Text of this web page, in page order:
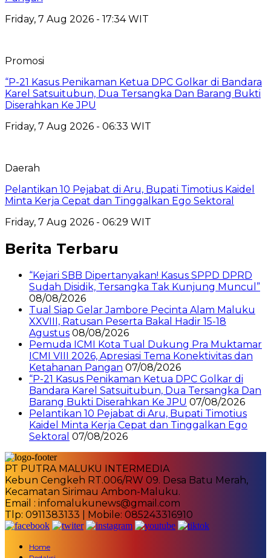
Friday, 7 Aug 2026 - 17:34 WIT
Promosi
“P-21 Kasus Penikaman Ketua DPC Golkar di Bandara
Karel Satsuitubun, Dua Tersangka Dan Barang Bukti
Diserahkan Ke JPU
Friday, 7 Aug 2026 - 06:33 WIT
Daerah
Pelantikan 10 Pejabat di Aru, Bupati Timotius Kaidel
Minta Kerja Cepat dan Tinggalkan Ego Sektoral
Friday, 7 Aug 2026 - 06:29 WIT
Berita Terbaru
“Kejari SBB Dipertanyakan! Kasus SPPD DPRD
Sudah Disidik, Tersangka Tak Kunjung Muncul”
08/08/2026
Tual Siap Gelar Jambore Pecinta Alam Maluku
XXVIII, Ratusan Peserta Bakal Hadir 15-18
Agustus 08/08/2026
Pemuda ICMI Kota Tual Dukung Pra Muktamar
ICMI VIII 2026, Apresiasi Tema Konektivitas dan
Ketahanan Pangan 07/08/2026
“P-21 Kasus Penikaman Ketua DPC Golkar di
Bandara Karel Satsuitubun, Dua Tersangka Dan
Barang Bukti Diserahkan Ke JPU 07/08/2026
Pelantikan 10 Pejabat di Aru, Bupati Timotius
Kaidel Minta Kerja Cepat dan Tinggalkan Ego
Sektoral 07/08/2026
PT PUTRA MALUKU INTERMEDIA
Kebun Cengkeh RT.006/RW 09. Desa Batu Merah,
Kecamatan Sirimau Ambon-Maluku.
Email : infomalukunews@gmail.com
Tlp: 0911383133 | Mobile: 085243316910
Home